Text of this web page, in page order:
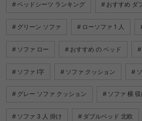
ベッドシーツ ランキング おすすめ ダ
グリーン ソファ ローソファ 1 人
ソファ ロー おすすめ の ベッド
ソファ l字 ソファ クッション
グレー ソファ クッション ソファ 横 収
ソファ 3 人 掛け ダブルベッド 北欧